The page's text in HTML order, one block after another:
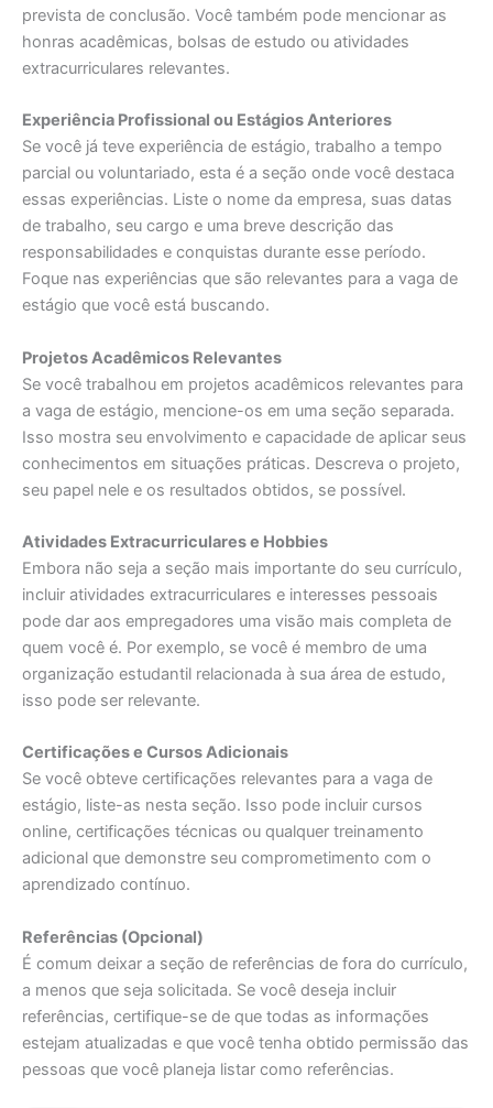
prevista de conclusão. Você também pode mencionar as
honras acadêmicas, bolsas de estudo ou atividades
extracurriculares relevantes.
Experiência Profissional ou Estágios Anteriores
Se você já teve experiência de estágio, trabalho a tempo
parcial ou voluntariado, esta é a seção onde você destaca
essas experiências. Liste o nome da empresa, suas datas
de trabalho, seu cargo e uma breve descrição das
responsabilidades e conquistas durante esse período.
Foque nas experiências que são relevantes para a vaga de
estágio que você está buscando.
Projetos Acadêmicos Relevantes
Se você trabalhou em projetos acadêmicos relevantes para
a vaga de estágio, mencione-os em uma seção separada.
Isso mostra seu envolvimento e capacidade de aplicar seus
conhecimentos em situações práticas. Descreva o projeto,
seu papel nele e os resultados obtidos, se possível.
Atividades Extracurriculares e Hobbies
Embora não seja a seção mais importante do seu currículo,
incluir atividades extracurriculares e interesses pessoais
pode dar aos empregadores uma visão mais completa de
quem você é. Por exemplo, se você é membro de uma
organização estudantil relacionada à sua área de estudo,
isso pode ser relevante.
Certificações e Cursos Adicionais
Se você obteve certificações relevantes para a vaga de
estágio, liste-as nesta seção. Isso pode incluir cursos
online, certificações técnicas ou qualquer treinamento
adicional que demonstre seu comprometimento com o
aprendizado contínuo.
Referências (Opcional)
É comum deixar a seção de referências de fora do currículo,
a menos que seja solicitada. Se você deseja incluir
referências, certifique-se de que todas as informações
estejam atualizadas e que você tenha obtido permissão das
pessoas que você planeja listar como referências.